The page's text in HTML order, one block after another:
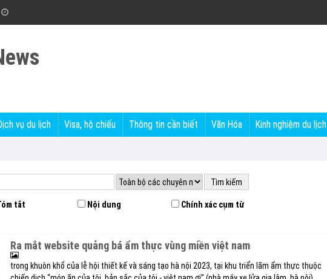
vụ du lịch Visa, hộ chiếu Thông tin cần biết Văn Hóa Kinh nghiệm du lịch
tắt Nội dung Chính xác cụm từ
ra mắt website quảng bá ẩm thực vùng miền việt nam
trong khuôn khổ của lễ hội thiết kế và sáng tạo hà nội 2023, tại khu triển lãm ẩm thực thuộc